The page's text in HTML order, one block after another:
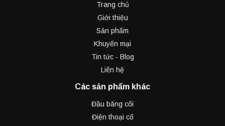
Trang chủ
Giới thiệu
Sản phẩm
Khuyến mại
Tin tức - Blog
Liên hệ
Các sản phẩm khác
Đầu băng cối
Điện thoại cổ